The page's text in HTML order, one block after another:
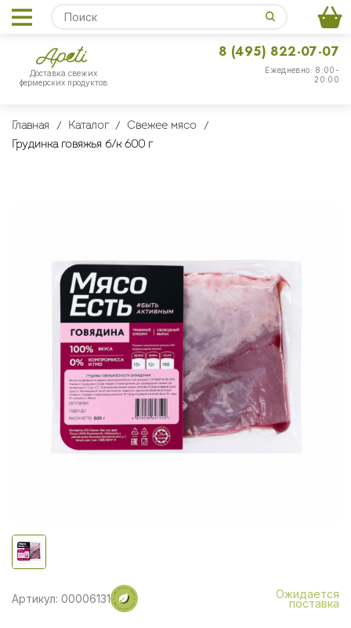
Доставка свежих
фермерских продуктов
Ежедневно: 8:00-
20:00
8 (495) 822-07-07
Главная Каталог
Свежее мясо
Грудинка говяжья б/к 600 г
Артикул: 00006131 Ожидается
поставка